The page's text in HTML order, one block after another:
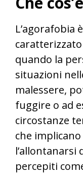
L’agorafobia
quando la
situazioni
malessere,
fuggire o ad
circostanze
che
l’allontanarsi
percepiti